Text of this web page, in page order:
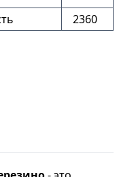
2360